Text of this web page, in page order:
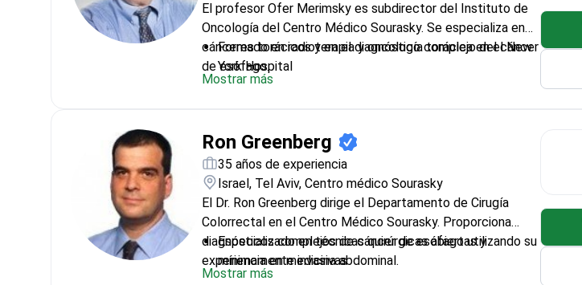
El profesor Ofer Merimsky es subdirector del Instituto de
Oncología del Centro Médico Sourasky. Se especializa en
cánceres torácicos y en el diagnóstico complejo del cáncer
de esófago.
Formado en radioterapia y oncología torácica en el New
York Hospital
Utiliza terapia dirigida e inmunoterapia para tumores
Universidad de Tel Aviv
Ex presidente de la Sociedad Israelí de Oncología y
Radioterapia
Miembro de la Asociación Internacional para el Estudio
del Cáncer de Pulmón (IASLC)
Mostrar más
Ron Greenberg
35 años de experiencia
Israel, Tel Aviv, Centro médico Sourasky
El Dr. Ron Greenberg dirige el Departamento de Cirugía
Colorrectal en el Centro Médico Sourasky. Proporciona
diagnósticos complejos de cáncer de esófago utilizando su
experiencia en medicina abdominal.
Especializado en técnicas quirúrgicas abiertas y
mínimamente invasivas
Experto en el procedimiento de Whipple para casos
Mostrar más